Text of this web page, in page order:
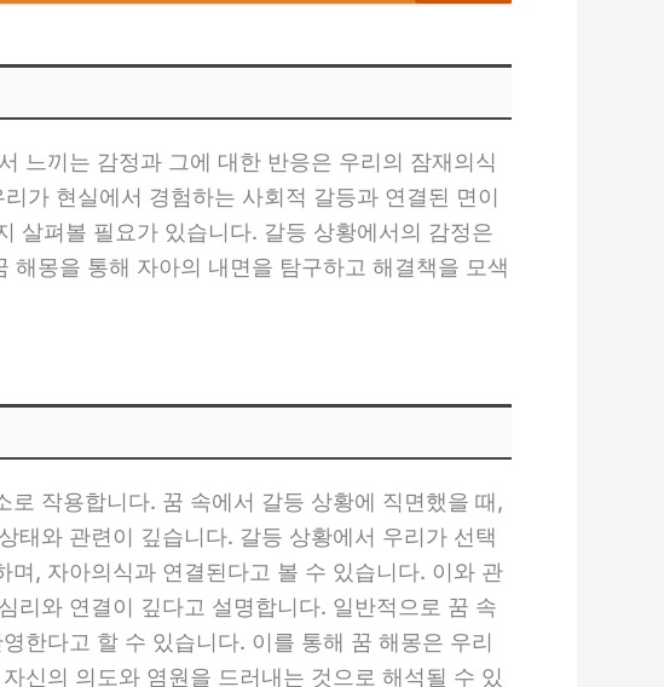
느끼는 감정과 그에 대한 반응은 우리의 잠재의식
가 현실에서 경험하는 사회적 갈등과 연결된 면이
살펴볼 필요가 있습니다. 갈등 상황에서의 감정은
몽을 통해 자아의 내면을 탐구하고 해결책을 모색
작용합니다. 꿈 속에서 갈등 상황에 직면했을 때,
태와 관련이 깊습니다. 갈등 상황에서 우리가 선택
, 자아의식과 연결된다고 볼 수 있습니다. 이와 관
리와 연결이 깊다고 설명합니다. 일반적으로 꿈 속
한다고 할 수 있습니다. 이를 통해 꿈 해몽은 우리
신의 의도와 염원을 드러내는 것으로 해석될 수 있